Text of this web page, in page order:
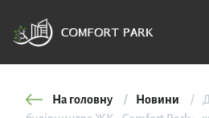
На головну Новини